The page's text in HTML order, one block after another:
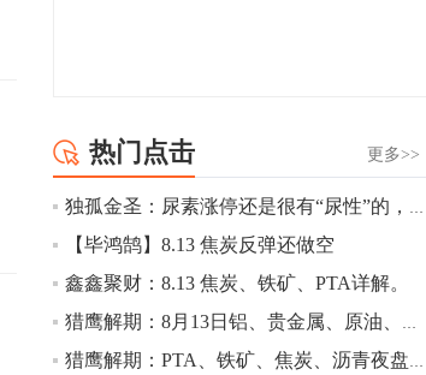
幅扩大至4.4%。
10:43
【行情】芝加哥11月大豆期货跌0.4%，12
月玉米期货跌1%。
10:43
【行情】油脂油料期货表现抢眼，豆二期
更多>>
热门点击
独孤金圣：尿素涨停还是很有“尿性”的，黑色系看铁矿指点江山
【毕鸿鹄】8.13 焦炭反弹还做空
鑫鑫聚财：8.13 焦炭、铁矿、PTA详解。
猎鹰解期：8月13日铝、贵金属、原油、燃油、PTA/塑料、橡胶等期货操作建议
猎鹰解期：PTA、铁矿、焦炭、沥青夜盘及8月14日期货主力品种操作建议